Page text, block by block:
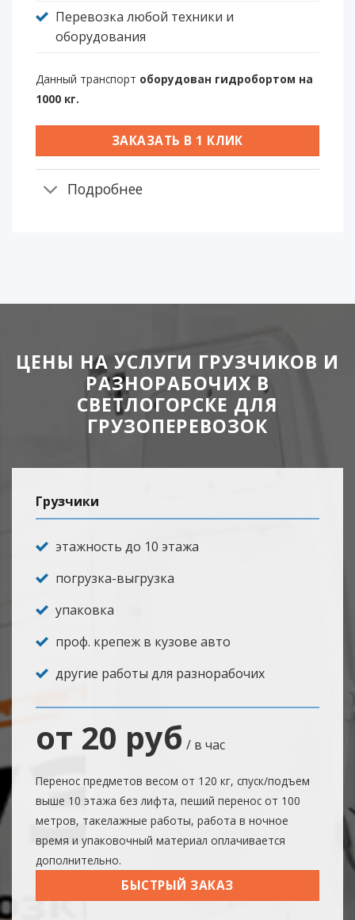
Перевозка любой техники и
оборудования
Данный транспорт оборудован гидробортом на
1000 кг.
ЗАКАЗАТЬ В 1 КЛИК
Подробнее
ЦЕНЫ НА УСЛУГИ ГРУЗЧИКОВ И
РАЗНОРАБОЧИХ В
СВЕТЛОГОРСКЕ ДЛЯ
ГРУЗОПЕРЕВОЗОК
Грузчики
этажность до 10 этажа
погрузка-выгрузка
упаковка
проф. крепеж в кузове авто
другие работы для разнорабочих
от 20 руб / в час
Перенос предметов весом от 120 кг, спуск/подъем
выше 10 этажа без лифта, пеший перенос от 100
метров, такелажные работы, работа в ночное
время и упаковочный материал оплачивается
дополнительно.
БЫСТРЫЙ ЗАКАЗ